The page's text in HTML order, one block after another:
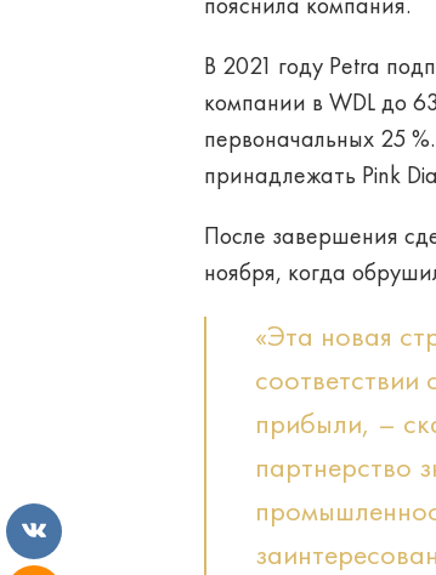
пояснила компания.
В 2021 году Petra
компании в WDL до
первоначальных 25
принадлежать Pink
После завершения
ноября, когда
«Эта новая
прибыли, –
партнерство